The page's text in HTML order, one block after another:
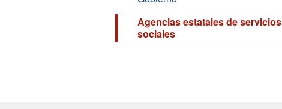
Agencias estatales de servicios
sociales